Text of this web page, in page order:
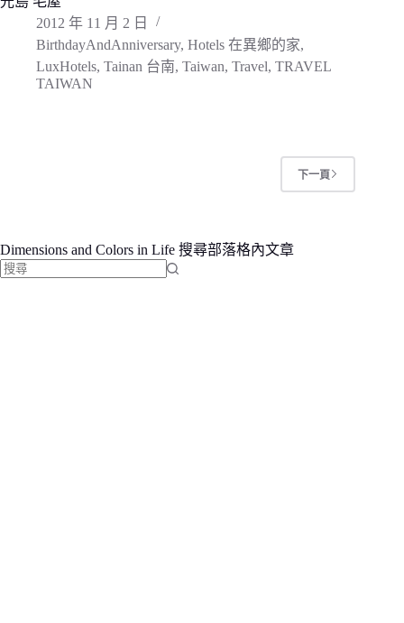
2012 年 11 月 2 日
BirthdayAndAnniversary, Hotels 在異鄉的家,
LuxHotels, Tainan 台南, Taiwan, Travel, TRAVEL
TAIWAN
下一頁
Dimensions and Colors in Life 搜尋部落格內文章